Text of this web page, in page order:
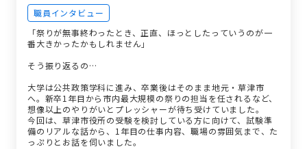
職員インタビュー
「祭りが無事終わったとき、正直、ほっとしたっていうのが一
番大きかったかもしれません」
そう振り返るの…
大学は公共政策学科に進み、卒業後はそのまま地元・草津市
へ。新卒1年目から市内最大規模の祭りの担当を任されるなど、
想像以上のやりがいとプレッシャーが待ち受けていました。
今回は、草津市役所の受験を検討している方に向けて、試験準
備のリアルな話から、1年目の仕事内容、職場の雰囲気まで、た
っぷりとお話を伺いました。